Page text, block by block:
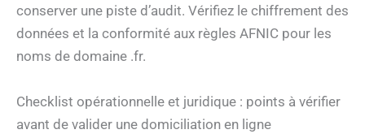
conserver une piste d’audit. Vérifiez le chiffrement des
données et la conformité aux règles AFNIC pour les
noms de domaine .fr.
Checklist opérationnelle et juridique : points à vérifier
avant de valider une domiciliation en ligne